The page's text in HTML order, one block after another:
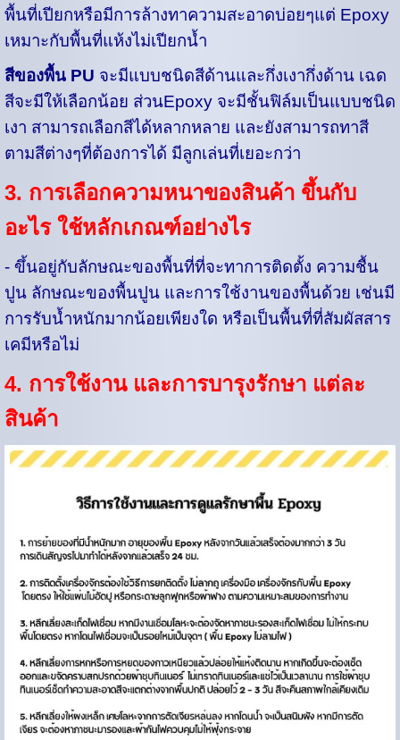
พื้นที่เปียกหรือมีการล้างทาความสะอาดบ่อยๆแต่ Epoxy
เหมาะกับพื้นที่แห้งไม่เปียกน้ำ
สีของพื้น PU จะมีแบบชนิดสีด้านและกึ่งเงากึ่งด้าน เฉด
สีจะมีให้เลือกน้อย ส่วนEpoxy จะมีชั้นฟิล์มเป็นแบบชนิด
เงา สามารถเลือกสีได้หลากหลาย และยังสามารถทาสี
ตามสีต่างๆที่ต้องการได้ มีลูกเล่นที่เยอะกว่า
3. การเลือกความหนาของสินค้า ขึ้นกับ
อะไร ใช้หลักเกณฑ์อย่างไร
- ขึ้นอยู่กับลักษณะของพื้นที่ที่จะทาการติดตั้ง ความชื้น
ปูน ลักษณะของพื้นปูน และการใช้งานของพื้นด้วย เช่นมี
การรับน้ำหนักมากน้อยเพียงใด หรือเป็นพื้นที่ที่สัมผัสสาร
เคมีหรือไม่
4. การใช้งาน และการบารุงรักษา แต่ละ
สินค้า